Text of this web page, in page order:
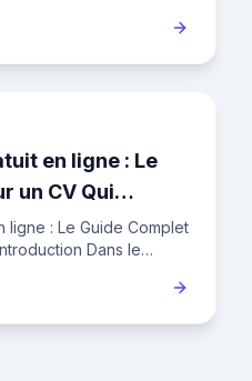
en ligne : Le
un CV Qui
ligne : Le Guide Complet
Dans le